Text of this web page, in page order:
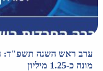
ערב ראש השנה תשפ"ד:
מונה כ-1.25 מיליון